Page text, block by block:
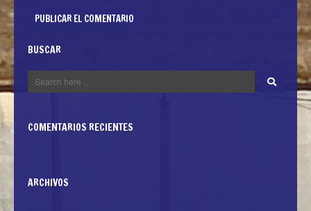
BUSCAR
COMENTARIOS RECIENTES
ARCHIVOS